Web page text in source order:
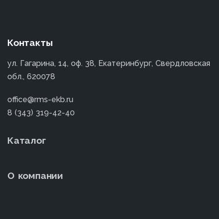
Контакты
ул. Гагарина, 14, оф. 38, Екатеринбург, Свердловская
обл., 620078
office@rms-ekb.ru
8 (343) 319-42-40
Каталог
О компании